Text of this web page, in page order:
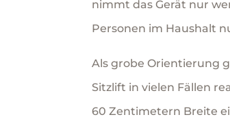
nimmt das Gerät nur
Personen im Haushalt
Als grobe Orientierung
Sitzlift in vielen Fällen
60 Zentimetern Breite